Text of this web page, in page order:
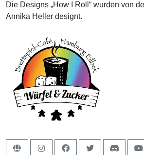
Die Designs „How I Roll“ wurden von
Annika Heller designt.